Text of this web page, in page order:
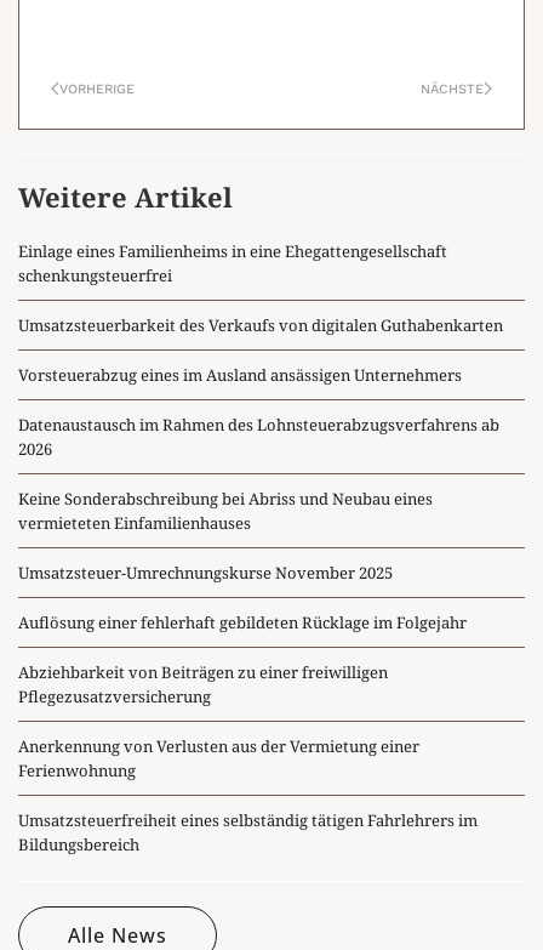
VORHERIGE NÄCHSTE
Weitere Artikel
Einlage eines Familienheims in eine Ehegattengesellschaft
schenkungsteuerfrei
Umsatzsteuerbarkeit des Verkaufs von digitalen Guthabenkarten
Vorsteuerabzug eines im Ausland ansässigen Unternehmers
Datenaustausch im Rahmen des Lohnsteuerabzugsverfahrens ab
2026
Keine Sonderabschreibung bei Abriss und Neubau eines
vermieteten Einfamilienhauses
Umsatzsteuer-Umrechnungskurse November 2025
Auflösung einer fehlerhaft gebildeten Rücklage im Folgejahr
Abziehbarkeit von Beiträgen zu einer freiwilligen
Pflegezusatzversicherung
Anerkennung von Verlusten aus der Vermietung einer
Ferienwohnung
Umsatzsteuerfreiheit eines selbständig tätigen Fahrlehrers im
Bildungsbereich
Alle News